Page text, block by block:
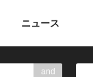
ニュース
and